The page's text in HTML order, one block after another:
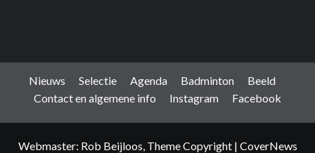
Nieuws Selectie Agenda Badminton
Beeld
Contact en algemene info
Instagram Facebook
Webmaster: Rob Beijloos, Theme Copyright | CoverNews